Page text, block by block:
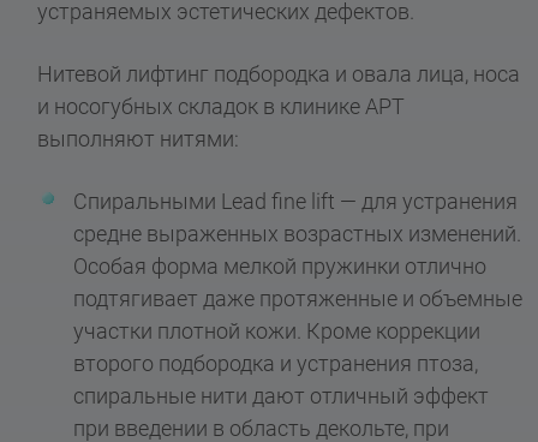
устраняемых эстетических дефектов.
Нитевой лифтинг подбородка и овала лица, носа
и носогубных складок в клинике АРТ
выполняют нитями:
Спиральными Lead fine lift — для устранения
средне выраженных возрастных изменений.
Особая форма мелкой пружинки отлично
подтягивает даже протяженные и объемные
участки плотной кожи. Кроме коррекции
второго подбородка и устранения птоза,
спиральные нити дают отличный эффект
при введении в область декольте, при